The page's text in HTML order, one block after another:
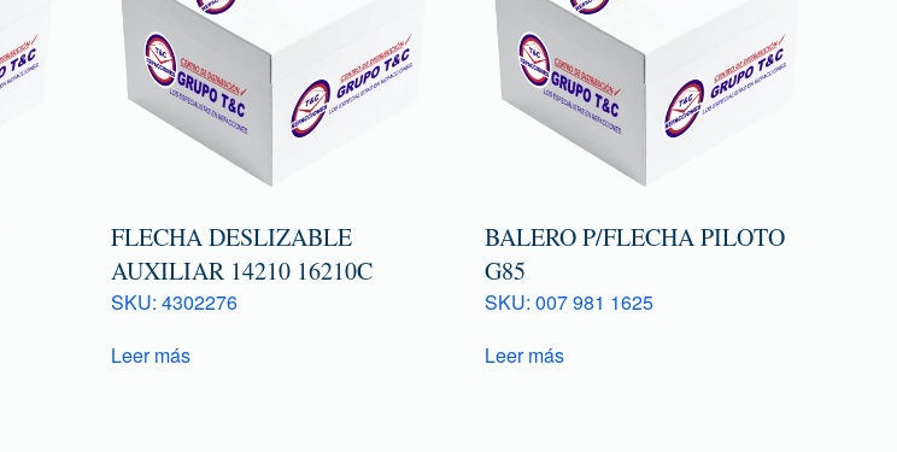
FLECHA DESLIZABLE
AUXILIAR 14210 16210C
SKU: 4302276
Leer más
BALERO P/FLECHA PILOTO
G85
SKU: 007 981 1625
Leer más